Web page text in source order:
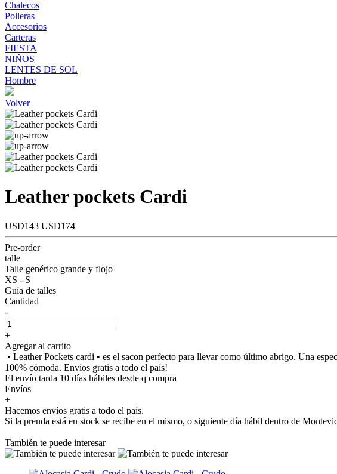
Chalecos
Polleras
Accesorios
Carteras
FIESTA
NIÑOS
LENTES DE SOL
Hombre
Volver
Leather pockets Cardi
USD143 USD174
Pre-order
talle
Talle genérico grande y flojo
XS - S
Guía de talles
Cantidad
-
+
Agregar al carrito
• Leather Pockets cardi • es el sacon perfecto para llevar como último abrigo. Una
100% cómoda. Envíos gratis a todo el país!
El envío tarda 10 días hábiles desde q compra
Envíos
+
Hacemos envíos gratis a todo el país.
Si la prenda está en stock se recibe en el mismo, o siguiente día hábil dentro de
También te puede interesar